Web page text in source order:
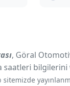
, Göral
saatleri